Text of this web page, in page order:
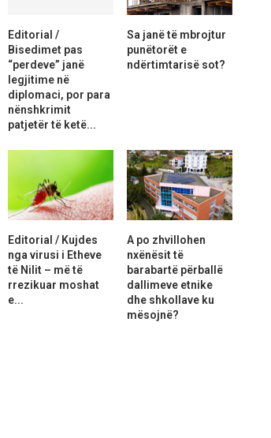
Editorial /
Bisedimet pas
“perdeve” janë
legjitime në
diplomaci, por para
nënshkrimit
patjetër të ketë...
Sa janë të mbrojtur
punëtorët e
ndërtimtarisë sot?
Editorial / Kujdes
nga virusi i Etheve
të Nilit – më të
rrezikuar moshat
e...
A po zhvillohen
nxënësit të
barabartë përballë
dallimeve etnike
dhe shkollave ku
mësojnë?